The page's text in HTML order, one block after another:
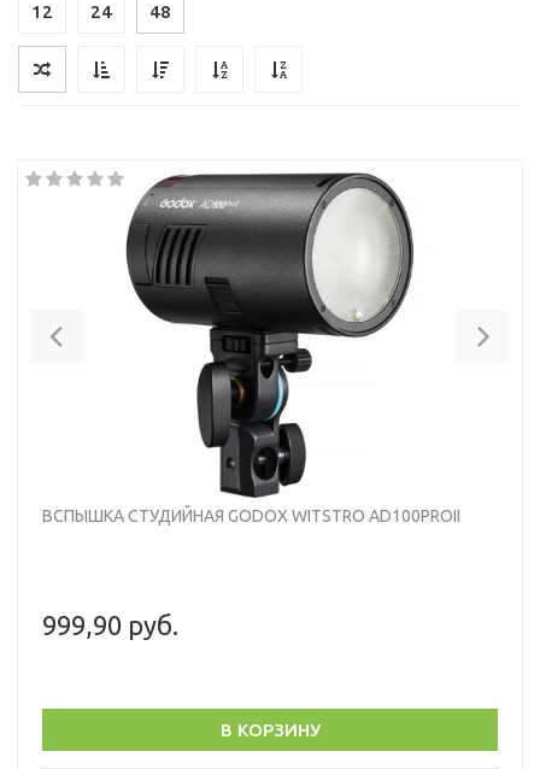
12 24 48
Previous
ВСПЫШКА СТУДИЙНАЯ GODOX WITSTRO AD100PROII
999,90 руб.
В КОРЗИНУ